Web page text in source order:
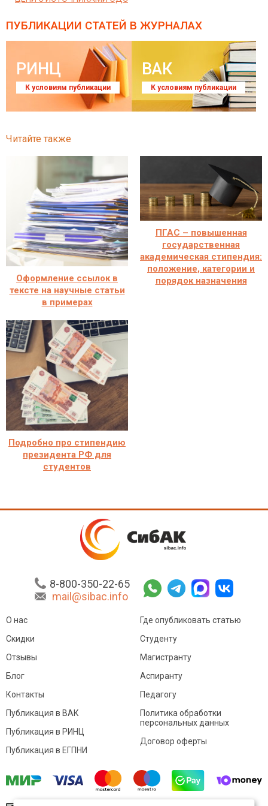
ПУБЛИКАЦИИ СТАТЕЙ В ЖУРНАЛАХ
РИНЦ
К условиям публикации
ВАК
К условиям публикации
Читайте также
Оформление ссылок в
тексте на научные статьи
в примерах
ПГАС – повышенная
государственная
академическая стипендия:
положение, категории и
порядок назначения
Подробно про стипендию
президента РФ для
студентов
8-800-350-22-65
mail@sibac.info
О нас
Скидки
Отзывы
Блог
Контакты
Где опубликовать статью
Студенту
Магистранту
Аспиранту
Педагогу
Публикация в ВАК
Публикация в РИНЦ
Публикация в ЕГПНИ
Политика обработки
персональных данных
Договор оферты